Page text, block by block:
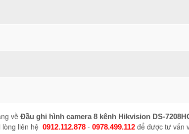
về Đầu ghi hình camera 8 kênh Hikvision DS-
liên hệ 0912.112.878 - 0978.499.112 để được tư vấn